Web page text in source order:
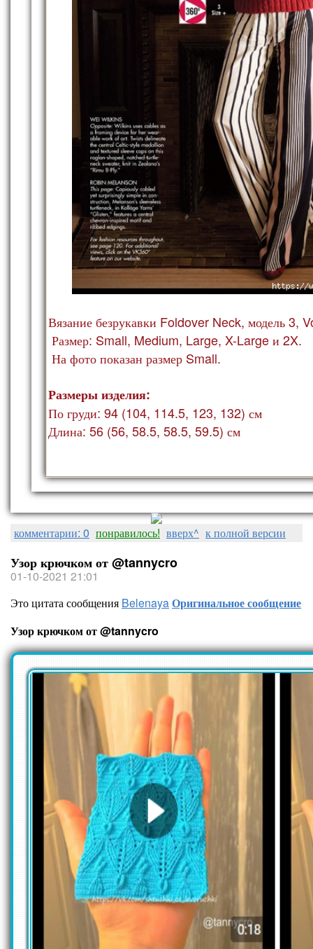
Вязание безрукавки Foldover Neck, модель 3,
Размер: Small, Medium, Large, X-Large и 2X.
На фото показан размер Small.
Размеры изделия:
По груди: 94 (104, 114.5, 123, 132) см
Длина: 56 (56, 58.5, 58.5, 59.5) см
комментарии: 0 понравилось! вверх^ к полной версии
Узор крючком от @tannycro
01-10-2021 21:01
Это цитата сообщения BelenayaОригинальное сообщение
Узор крючком от @tannycro